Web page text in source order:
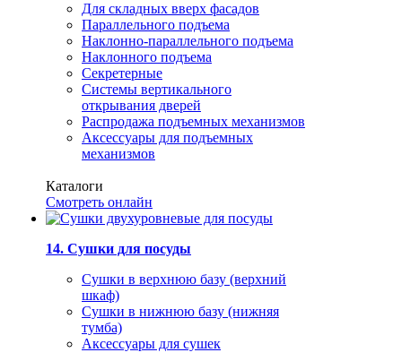
Для складных вверх фасадов
Параллельного подъема
Наклонно-параллельного подъема
Наклонного подъема
Секретерные
Системы вертикального
открывания дверей
Распродажа подъемных механизмов
Аксессуары для подъемных
механизмов
Каталоги
Смотреть онлайн
14. Сушки для посуды
Сушки в верхнюю базу (верхний
шкаф)
Сушки в нижнюю базу (нижняя
тумба)
Аксессуары для сушек